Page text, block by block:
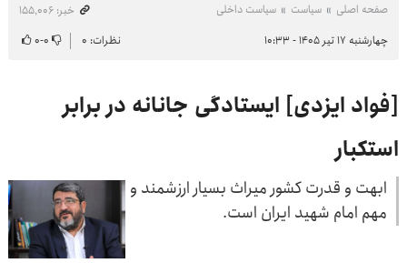
صفحه اصلی سیاست سیاست داخلی
خبر: ۱۵۵٬۰۰۶
چهارشنبه ۱۷ تیر ۱۴۰۵ - ۱۰:۳۳
نظرات: ۰ ۰-۰
[فواد ایزدی] ایستادگی جانانه در برابر
استکبار
ابهت و قدرت کشور میراث بسیار ارزشمند و
مهم امام شهید ایران است.